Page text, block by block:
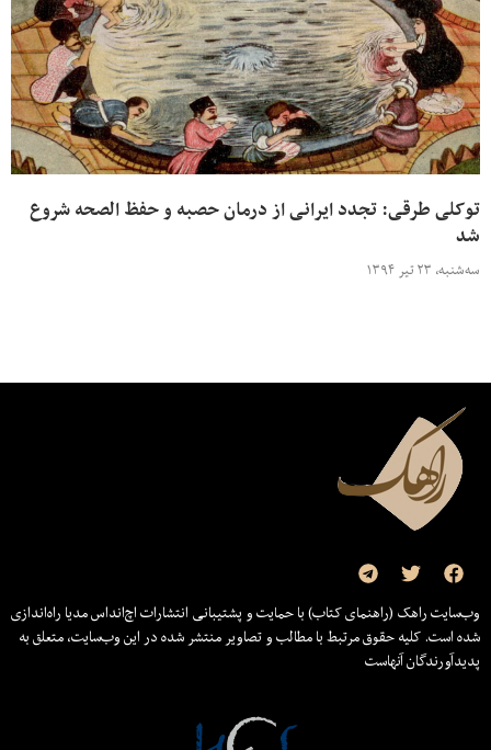
توکلی طرقی: تجدد ایرانی از درمان حصبه و حفظ الصحه شروع
شد
سه‌شنبه، ۲۳ تیر ۱۳۹۴
وب‌سایت راهک (راهنمای کتاب) با حمایت و پشتیبانی انتشارات اچ‌اند‌اس مدیا راه‌اندازی
شده است. کلیه حقوق مرتبط با مطالب و تصاویر منتشر شده در این وب‌سایت، متعلق به
پدیدآورندگان آنهاست